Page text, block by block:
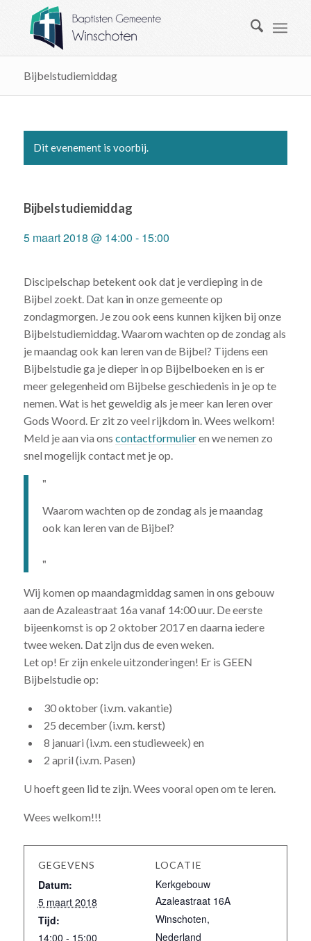
Bijbelstudiemiddag
Dit evenement is voorbij.
Bijbelstudiemiddag
5 maart 2018 @ 14:00 - 15:00
Discipelschap betekent ook dat je verdieping in de
Bijbel zoekt. Dat kan in onze gemeente op
zondagmorgen. Je zou ook eens kunnen kijken bij onze
Bijbelstudiemiddag. Waarom wachten op de zondag als
je maandag ook kan leren van de Bijbel? Tijdens een
Bijbelstudie ga je dieper in op Bijbelboeken en is er
meer gelegenheid om Bijbelse geschiedenis in je op te
nemen. Wat is het geweldig als je meer kan leren over
Gods Woord. Er zit zo veel rijkdom in. Wees welkom!
Meld je aan via ons contactformulieren we nemen zo
snel mogelijk contact met je op.
Waarom wachten op de zondag als je maandag
ook kan leren van de Bijbel?
Wij komen op maandagmiddag samen in ons gebouw
aan de Azaleastraat 16a vanaf 14:00 uur. De eerste
bijeenkomst is op 2 oktober 2017 en daarna iedere
twee weken. Dat zijn dus de even weken.
Let op! Er zijn enkele uitzonderingen! Er is GEEN
Bijbelstudie op:
30 oktober (i.v.m. vakantie)
25 december (i.v.m. kerst)
8 januari (i.v.m. een studieweek) en
2 april (i.v.m. Pasen)
U hoeft geen lid te zijn. Wees vooral open om te leren.
Wees welkom!!!
GEGEVENS
Datum:
5 maart 2018
Tijd:
14:00 - 15:00
LOCATIE
Kerkgebouw
Azaleastraat 16A
Winschoten,
Nederland